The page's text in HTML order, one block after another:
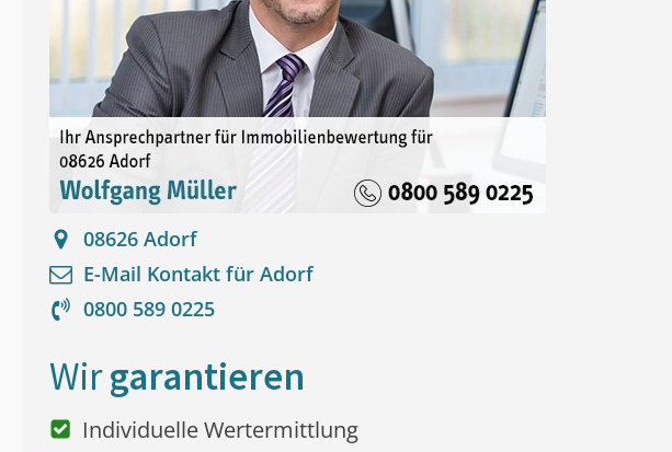
08626 Adorf
E-Mail Kontakt für Adorf
0800 589 0225
Wirgarantieren
Individuelle Wertermittlung